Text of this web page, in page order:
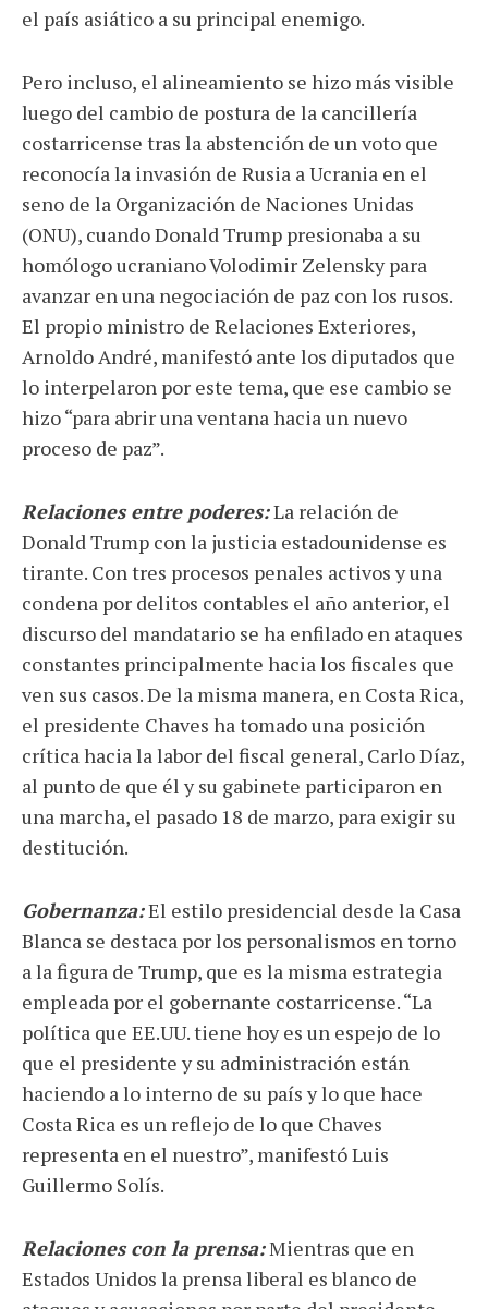
el país asiático a su principal enemigo.
Pero incluso, el alineamiento se hizo más visible
luego del cambio de postura de la cancillería
costarricense tras la abstención de un voto que
reconocía la invasión de Rusia a Ucrania en el
seno de la Organización de Naciones Unidas
(ONU), cuando Donald Trump presionaba a su
homólogo ucraniano Volodimir Zelensky para
avanzar en una negociación de paz con los rusos.
El propio ministro de Relaciones Exteriores,
Arnoldo André, manifestó ante los diputados que
lo interpelaron por este tema, que ese cambio se
hizo “para abrir una ventana hacia un nuevo
proceso de paz”.
Relaciones entre poderes:La relación de
Donald Trump con la justicia estadounidense es
tirante. Con tres procesos penales activos y una
condena por delitos contables el año anterior, el
discurso del mandatario se ha enfilado en ataques
constantes principalmente hacia los fiscales que
ven sus casos. De la misma manera, en Costa Rica,
el presidente Chaves ha tomado una posición
crítica hacia la labor del fiscal general, Carlo Díaz,
al punto de que él y su gabinete participaron en
una marcha, el pasado 18 de marzo, para exigir su
destitución.
Gobernanza:El estilo presidencial desde la Casa
Blanca se destaca por los personalismos en torno
a la figura de Trump, que es la misma estrategia
empleada por el gobernante costarricense. “La
política que EE.UU. tiene hoy es un espejo de lo
que el presidente y su administración están
haciendo a lo interno de su país y lo que hace
Costa Rica es un reflejo de lo que Chaves
representa en el nuestro”, manifestó Luis
Guillermo Solís.
Relaciones con la prensa:Mientras que en
Estados Unidos la prensa liberal es blanco de